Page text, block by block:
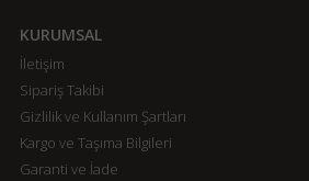
KURUMSAL
İletişim
Sipariş Takibi
Gizlilik ve Kullanım Şartları
Kargo ve Taşıma Bilgileri
Garanti ve İade